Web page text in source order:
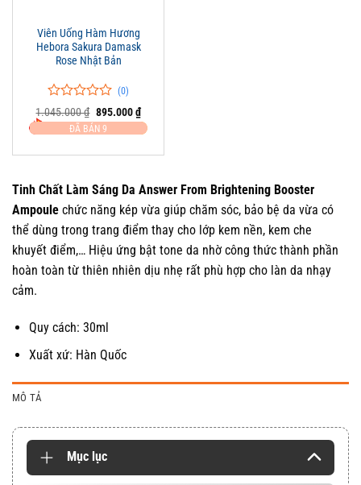
Viên Uống Hàm Hương
Hebora Sakura Damask
Rose Nhật Bản
0
trên
5
0
(0)
1.045.000₫ Giá
gốc
là:
895.000₫Giá
hiện
tại
895.000 ₫.
ĐÃ BÁN 9
Tinh Chất Làm Sáng Da Answer From Brightening Booster
Ampoule chức năng kép vừa giúp chăm sóc, bảo bệ da vừa có
thể dùng trong trang điểm thay cho lớp kem nền, kem che
khuyết điểm,… Hiệu ứng bật tone da nhờ công thức thành phần
hoàn toàn từ thiên nhiên dịu nhẹ rất phù hợp cho làn da nhạy
cảm.
Quy cách: 30ml
Xuất xứ: Hàn Quốc
MÔ TẢ
Mục lục